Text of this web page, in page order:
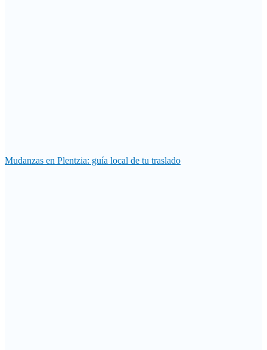
Mudanzas en Plentzia: guía local de tu traslado